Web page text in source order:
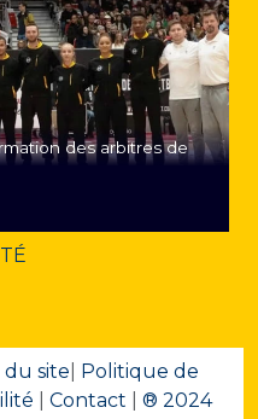
des arbitres de
du site Politique de
Contact
® 2024